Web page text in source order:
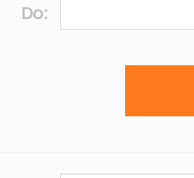
Do: